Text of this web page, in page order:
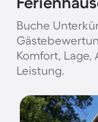
Buche
Komfort, Lage,
Leistung.